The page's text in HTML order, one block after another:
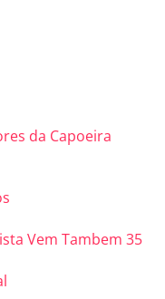
da Capoeira
Vem Tambem 35